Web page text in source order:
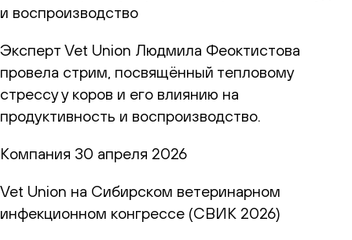
и воспроизводство
Эксперт Vet Union Людмила Феоктистова
провела стрим, посвящённый тепловому
стрессу у коров и его влиянию на
продуктивность и воспроизводство.
Компания 30 апреля 2026
Vet Union на Сибирском ветеринарном
инфекционном конгрессе (СВИК 2026)